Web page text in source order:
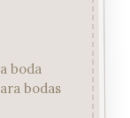
boda
bodas